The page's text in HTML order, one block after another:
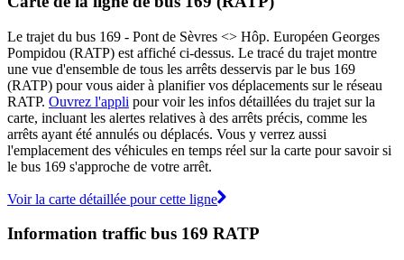
Le trajet du bus 169 - Pont de Sèvres <> Hôp. Européen Georges
Pompidou (RATP) est affiché ci-dessus. Le tracé du trajet montre
une vue d'ensemble de tous les arrêts desservis par le bus 169
(RATP) pour vous aider à planifier vos déplacements sur le réseau
RATP. Ouvrez l'appli pour voir les infos détaillées du trajet sur la
carte, incluant les alertes relatives à des arrêts précis, comme les
arrêts ayant été annulés ou déplacés. Vous y verrez aussi
l'emplacement des véhicules en temps réel sur la carte pour savoir si
le bus 169 s'approche de votre arrêt.
Voir la carte détaillée pour cette ligne
Information traffic bus 169 RATP